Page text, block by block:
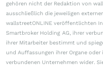
gehören nicht der Redaktion von
ausschließlich die jeweiligen
wallstreetONLINE veröffentlichten
Smartbroker Holding AG, ihrer
ihrer Mitarbeiter bestimmt und
und Auffassungen ihrer Organe
verbundenen Unternehmen wider.